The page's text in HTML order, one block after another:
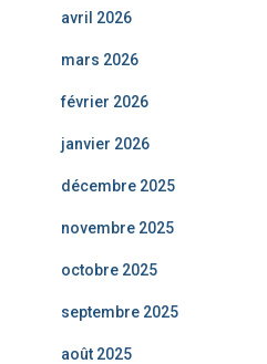
avril 2026
mars 2026
février 2026
janvier 2026
décembre 2025
novembre 2025
octobre 2025
septembre 2025
août 2025